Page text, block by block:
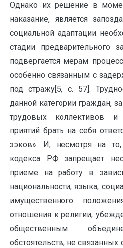
Однако их решение в
наказание, является
социальной адаптации
стадии предварительного
подвергается мерам
особенно связанным с
под стражу[5, с. 57].
данной категории граждан,
трудо­вых коллективов и
приятий брать на себя
зэков». И, несмотря на
кодекса РФ запрещает
приеме на работу в
националь­ности, языка,
имущественного
отношения к религии,
общественным
обстоятельств, не